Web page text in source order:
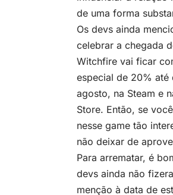
de uma forma
Os devs ainda
celebrar a chegada
Witchfire vai ficar
especial de 20% até
agosto, na Steam e
Store. Então, se
nesse game tão
não deixar de
Para arrematar, é
devs ainda não
menção à data de